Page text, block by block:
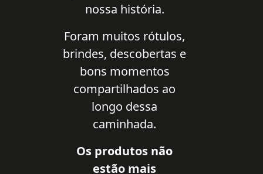
nossa história.
Foram muitos rótulos,
brindes, descobertas e
bons momentos
compartilhados ao
longo dessa
caminhada.
Os produtos não
estão mais